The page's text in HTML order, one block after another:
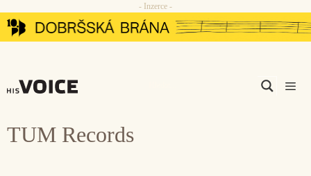
Přeskočit
na
- Inzerce -
TUM Records